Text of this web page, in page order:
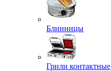
Блинницы
Грили контактные